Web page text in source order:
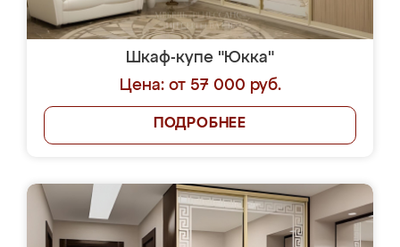
Шкаф-купе "Юкка"
Цена: от 57 000 руб.
ПОДРОБНЕЕ